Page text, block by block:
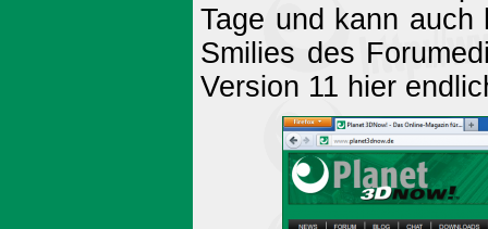
Tage und kann
Smilies des
Version 11 hier